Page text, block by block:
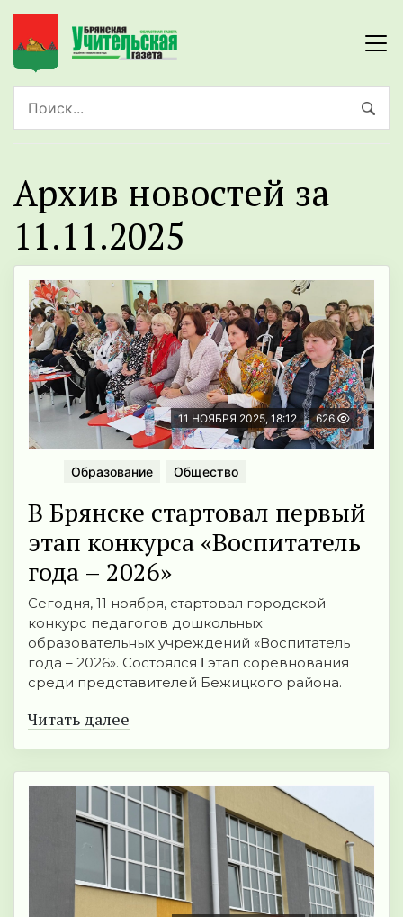
Архив новостей за
11.11.2025
11 НОЯБРЯ 2025, 18:12 626
Образование Общество
В Брянске стартовал первый
этап конкурса «Воспитатель
года – 2026»
Сегодня, 11 ноября, стартовал городской
конкурс педагогов дошкольных
образовательных учреждений «Воспитатель
года – 2026». Состоялся Ⅰ этап соревнования
среди представителей Бежицкого района.
Читать далее